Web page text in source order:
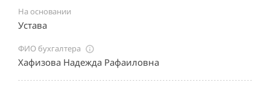
На основании
Устава
ФИО бухгалтера
Хафизова Надежда Рафаиловна